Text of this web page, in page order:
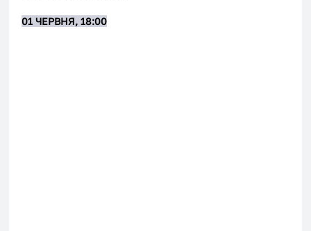
01 ЧЕРВНЯ, 18:00